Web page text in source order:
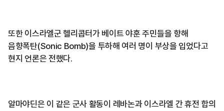
또한 이스라엘군 헬리콥터가 베이트 야훈 주민들을 향해
음향폭탄(Sonic Bomb)을 투하해 여러 명이 부상을 입었다고
현지 언론은 전했다.
알마야딘은 이 같은 군사 활동이 레바논과 이스라엘 간 휴전 합의